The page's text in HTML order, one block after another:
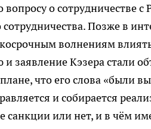
вопросу о сотрудничестве
сотрудничества. Позже в
волнениям
и заявление Кэзера стали
что его слова «были
и собирается
санкции или нет, и в чём